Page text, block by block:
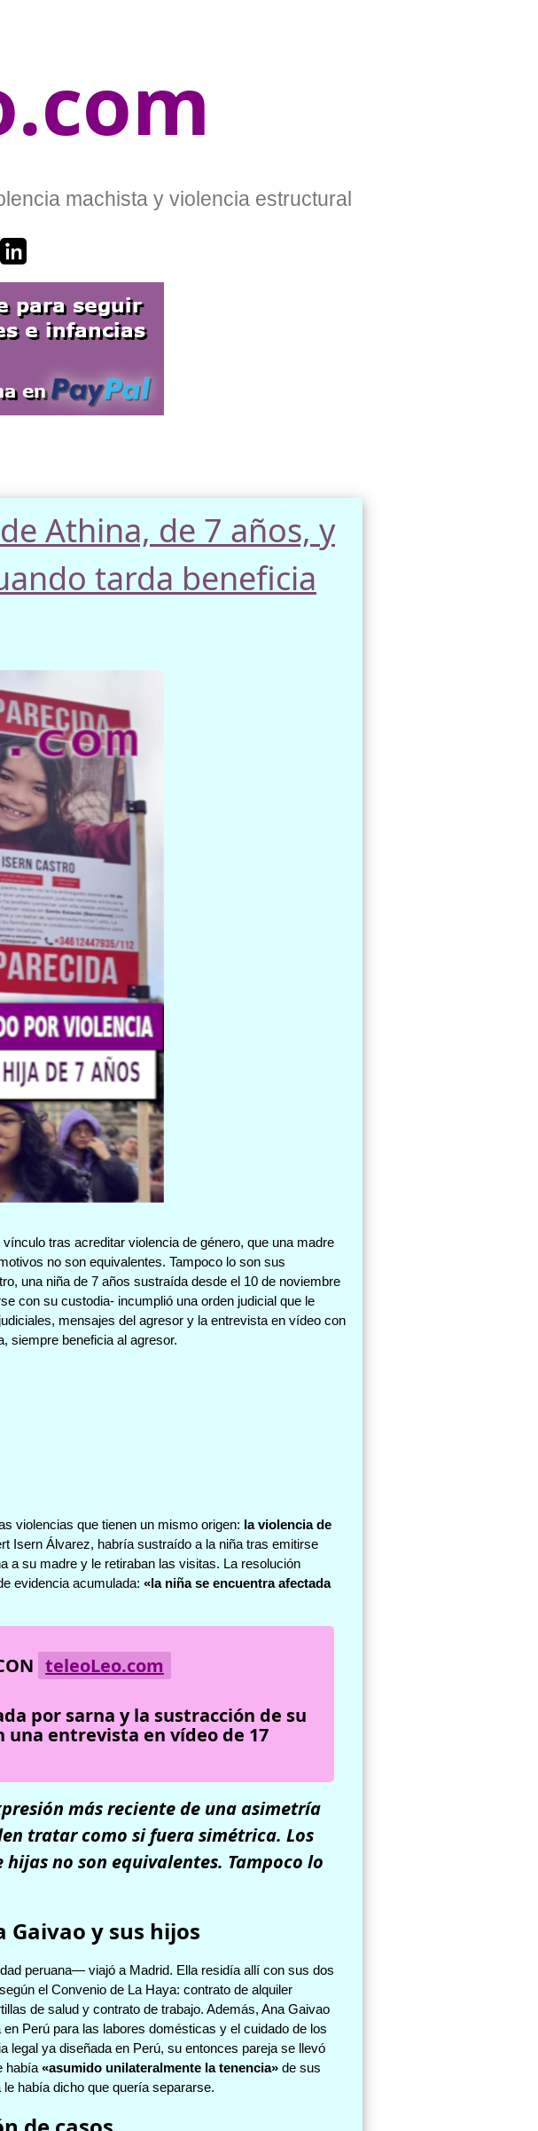
machista y violencia estructural
Athina, de 7 años, y
tarda beneficia
tras acreditar violencia de género, que una madre
no son equivalentes. Tampoco lo son sus
una niña de 7 años sustraída desde el 10 de noviembre
con su custodia- incumplió una orden judicial que le
mensajes del agresor y la entrevista en vídeo con
siempre beneficia al agresor.
violencias que tienen un mismo origen: la violencia de
Isern Álvarez, habría sustraído a la niña tras emitirse
a su madre y le retiraban las visitas. La resolución
evidencia acumulada: «la niña se encuentra afectada
teleoLeo.com
por sarna y la sustracción de su
entrevista en vídeo de 17
más reciente de una asimetría
tratar como si fuera simétrica. Los
no son equivalentes. Tampoco lo
Gaivao y sus hijos
peruana— viajó a Madrid. Ella residía allí con sus dos
el Convenio de La Haya: contrato de alquiler
de salud y contrato de trabajo. Además, Ana Gaivao
Perú para las labores domésticas y el cuidado de los
legal ya diseñada en Perú, su entonces pareja se llevó
había «asumido unilateralmente la tenencia» de sus
había dicho que quería separarse.